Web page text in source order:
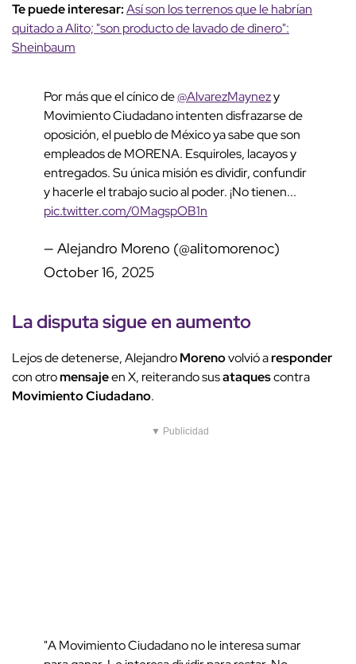
Te puede interesar:Así son los terrenos que le habrían
quitado a Alito; "son producto de lavado de dinero":
Sheinbaum
Por más que el cínico de@AlvarezMaynezy
Movimiento Ciudadano intenten disfrazarse de
oposición, el pueblo de México ya sabe que son
empleados de MORENA. Esquiroles, lacayos y
entregados. Su única misión es dividir, confundir
y hacerle el trabajo sucio al poder. ¡No tienen...
pic.twitter.com/0MagspOB1n
— Alejandro Moreno (@alitomorenoc)
October 16, 2025
La disputa sigue en aumento
Lejos de detenerse, AlejandroMorenovolvió aresponder
con otromensajeen X, reiterando susataquescontra
Movimiento Ciudadano.
▼ Publicidad
"A Movimiento Ciudadano no le interesa sumar